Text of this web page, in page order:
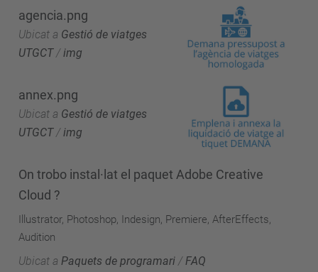
agencia.png
Ubicat a Gestió de viatges
UTGCT /img
annex.png
Ubicat a Gestió de viatges
UTGCT /img
On trobo instal·lat el paquet Adobe Creative
Cloud ?
Illustrator, Photoshop, Indesign, Premiere, AfterEffects,
Audition
Ubicat a Paquets de programari /FAQ